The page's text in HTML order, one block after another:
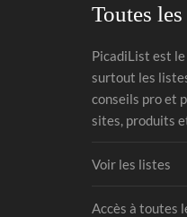
Toutes
PicadiList est
surtout les
conseils pro et
sites, produits
Voir les listes
Accès à toutes